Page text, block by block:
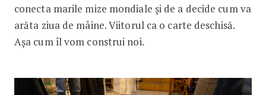
conecta marile mize mondiale și de a decide cum va
arăta ziua de mâine. Viitorul ca o carte deschisă.
Așa cum îl vom construi noi.